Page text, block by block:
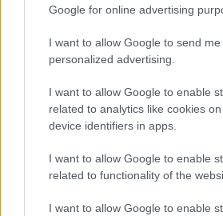
Google for online advertising
I want to allow Google to send me
personalized advertising.
I want to allow Google to enable
related to analytics like cookies
device identifiers in apps.
I want to allow Google to enable
related to functionality of the
I want to allow Google to enable